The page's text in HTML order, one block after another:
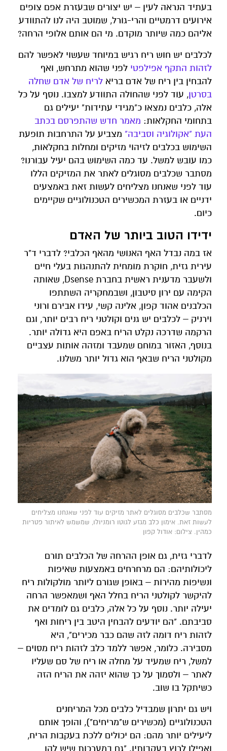
בעתיד הנראה לעין – יש יצורים שבעזרת אפם צופים
אירועים דרמטיים והרי-גורל, שמוטב היה לנו להתוודע
אליהם כמה שיותר מוקדם. מי הם אותם אלופי הרחה?
לכלבים יש חוש ריח רגיש במיוחד שעשוי לאפשר להם
לזהות התקף אפילפטי לפני שהוא מתרחש, ואף
להבחין בין ריח של אדם בריא לריח של אדם שחלה
בסרטן, עוד לפני שהחולה התוודע למצבו. נוסף על כל
אלה, כלבים נמצאו כ"מגידי עתידות" יעילים גם
בתחומי החקלאות: מאמר חדש שהתפרסם בכתב
העת "אקולוגיה וסביבה" מצביע על התרחבות תופעת
השימוש בכלבים לזיהוי מזיקים ומחלות בחקלאות,
כמו עובש למשל. עד כמה השימוש בהם יעיל עבורנו?
מסתבר שכלבים מסוגלים לאתר את המזיקים הללו
עוד לפני שאנחנו מצליחים לעשות זאת באמצעים
ידניים או בעזרת המכשירים הטכנולוגיים שקיימים
כיום.
ידידו הטוב ביותר של האדם
אז במה נבדל האף האנושי מהאף הכלבי? לדברי ד"ר
עירית גזית, חוקרת מומחית להתנהגות בעלי חיים
ולשעבר מדענית ראשית בחברת Dsense, שאותה
הקימה עם ירון סיטבון, ושבמחקריה השתתפו
הכלבנים אהוד קפון, אלינה קשי, עידו אבירם ורוני
וירניק – לכלבים יש גנים וקולטני ריח רבים יותר, וגם
הרקמה שדרכה נקלט הריח באפם היא גדולה יותר.
בנוסף, האזור במוחם שמעבד ומזהה אותות עצביים
מקולטני הריח שבאף הוא גדול יותר משלנו.
מסתבר שכלבים מסוגלים לאתר מזיקים עוד לפני שאנחנו מצליחים
לעשות זאת. אימון כלב מגזע לגוטו רומניולו, שמשמש לאיתור פטריות
כמהין. צילום: אודול קפון
לדברי גזית, גם אופן ההרחה של הכלבים תורם
ליכולותיהם: הם מרחרחים באמצעות שאיפות
ונשיפות מהירות – באופן שגורם ליותר מולקולות ריח
להיקשר לקולטני הריח בחלל האף ושמאפשר הרחה
יעילה יותר. נוסף על כל אלה, כלבים גם לומדים את
סביבתם. "הם יודעים להבחין היטב בין ריחות ואף
לזהות ריח דומה לזה שהם כבר מכירים", היא
מסבירה. כלומר, אפשר ללמד כלב לזהות ריח מסוים –
למשל, ריח שמעיד על מחלה או ריח של סם שעליו
לאתר – ולסמוך על כך שהוא יזהה את הריח הזה
כשיתקל בו שוב.
ויש גם יתרון שמבדיל כלבים מכל המריחנים
הטכנולוגיים (מכשירים ש"מריחים"), והופך אותם
ליעילים יותר מהם: הם יכולים ללכת בעקבות הריח,
ואפילו לרוץ בעקבותיו. "גם במערכות שיש להן